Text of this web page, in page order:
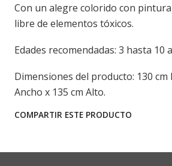
Con un alegre colorido con
libre de elementos tóxicos.
Edades recomendadas: 3 hasta 10
Dimensiones del producto: 130 cm
Ancho x 135 cm Alto.
COMPARTIR ESTE PRODUCTO